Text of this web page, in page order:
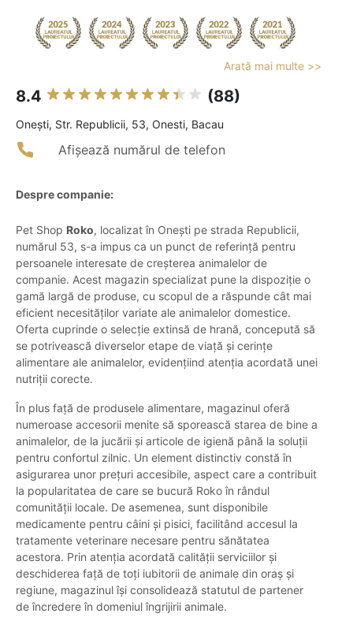
Arată mai multe >>
8.4 (88)
Oneşti, Str. Republicii, 53, Onesti, Bacau
Afișează numărul de telefon
Despre companie:
Pet Shop Roko, localizat în Onești pe strada Republicii,
numărul 53, s-a impus ca un punct de referință pentru
persoanele interesate de creșterea animalelor de
companie. Acest magazin specializat pune la dispoziție o
gamă largă de produse, cu scopul de a răspunde cât mai
eficient necesităților variate ale animalelor domestice.
Oferta cuprinde o selecție extinsă de hrană, concepută să
se potrivească diverselor etape de viață și cerințe
alimentare ale animalelor, evidențiind atenția acordată unei
nutriții corecte.
În plus față de produsele alimentare, magazinul oferă
numeroase accesorii menite să sporească starea de bine a
animalelor, de la jucării şi articole de igienă până la soluții
pentru confortul zilnic. Un element distinctiv constă în
asigurarea unor prețuri accesibile, aspect care a contribuit
la popularitatea de care se bucură Roko în rândul
comunității locale. De asemenea, sunt disponibile
medicamente pentru câini și pisici, facilitând accesul la
tratamente veterinare necesare pentru sănătatea
acestora. Prin atenția acordată calității serviciilor și
deschiderea față de toți iubitorii de animale din oraș și
regiune, magazinul își consolidează statutul de partener
de încredere în domeniul îngrijirii animale.